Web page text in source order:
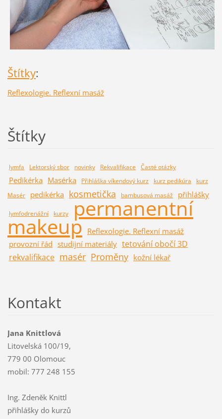
Štítky:
Reflexologie. Reflexní masáž
Štítky
lymfa Lektorský sbor novinky Rekvalifikace Časté otázky
Pedikérka Masérka Přihláška víkendový kurz kurz pedikúra
kurz
Masér
pedikérka kosmetička bambusová masáž přihlášky
lymfodrenážní kurzy permanentní
makeup Reflexologie. Reflexní masáž
provozní řád studijní materiály tetování obočí 3D
rekvalifikace masér Proměny kožní lékař
Kontakt
Jana Knittlová
Litovelská 100/19,
779 00 Olomouc
mobil: 777 248 155
Ing. Zdeněk Knittl
přihlášky do kurzů